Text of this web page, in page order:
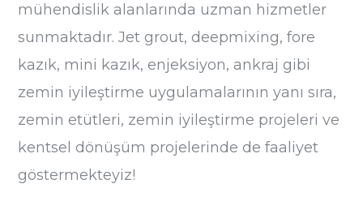
mühendislik alanlarında uzman hizmetler
sunmaktadır. Jet grout, deepmixing, fore
kazık, mini kazık, enjeksiyon, ankraj gibi
zemin iyileştirme uygulamalarının yanı sıra,
zemin etütleri, zemin iyileştirme projeleri ve
kentsel dönüşüm projelerinde de faaliyet
göstermekteyiz!